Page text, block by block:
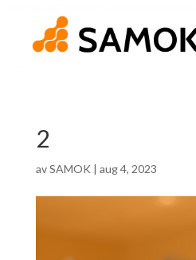
2
avSAMOK | aug 4, 2023